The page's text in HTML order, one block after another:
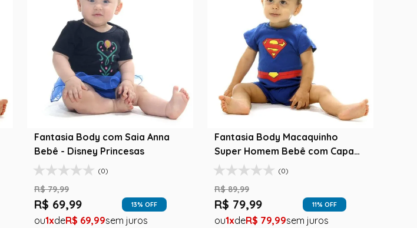
Fantasia Body com Saia Anna
Bebê - Disney Princesas
(0)
R$ 79,99
R$ 69,99 13% OFF
1 R$ 69,99
Fantasia Body Macaquinho
Super Homem Bebê com Capa -
Liga da Justiça(0)
R$ 89,99
R$ 79,99 11% OFF
1 R$ 79,99